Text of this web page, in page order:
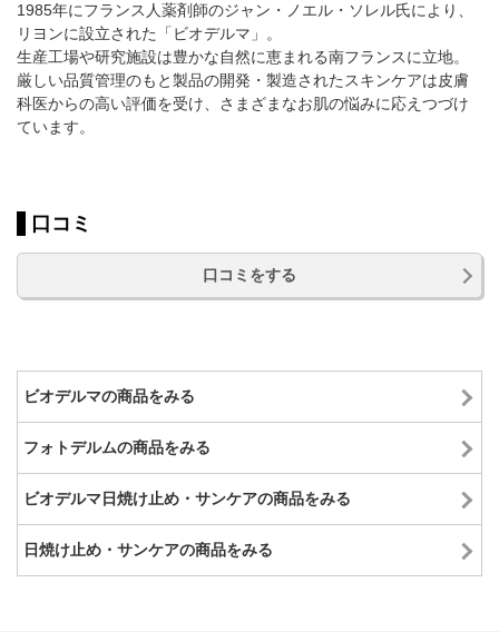
1985年にフランス人薬剤師のジャン・ノエル・ソレル氏により、
リヨンに設立された「ビオデルマ」。
生産工場や研究施設は豊かな自然に恵まれる南フランスに立地。
厳しい品質管理のもと製品の開発・製造されたスキンケアは皮膚
科医からの高い評価を受け、さまざまなお肌の悩みに応えつづけ
ています。
口コミ
口コミをする
ビオデルマの商品をみる
フォトデルムの商品をみる
ビオデルマ日焼け止め・サンケアの商品をみる
日焼け止め・サンケアの商品をみる